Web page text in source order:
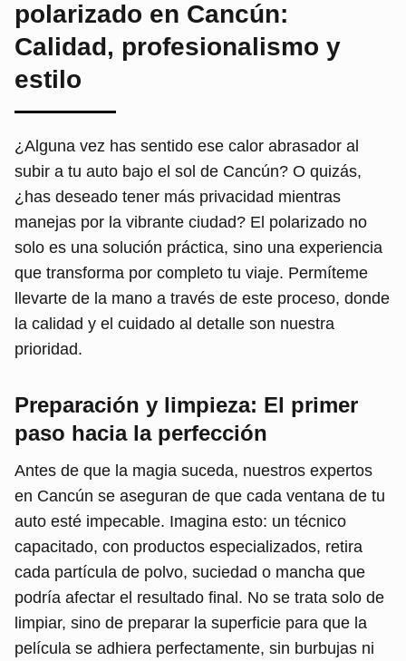
polarizado en Cancún:
Calidad, profesionalismo y
estilo
¿Alguna vez has sentido ese calor abrasador al
subir a tu auto bajo el sol de Cancún? O quizás,
¿has deseado tener más privacidad mientras
manejas por la vibrante ciudad? El polarizado no
solo es una solución práctica, sino una experiencia
que transforma por completo tu viaje. Permíteme
llevarte de la mano a través de este proceso, donde
la calidad y el cuidado al detalle son nuestra
prioridad.
Preparación y limpieza: El primer
paso hacia la perfección
Antes de que la magia suceda, nuestros expertos
en Cancún se aseguran de que cada ventana de tu
auto esté impecable. Imagina esto: un técnico
capacitado, con productos especializados, retira
cada partícula de polvo, suciedad o mancha que
podría afectar el resultado final. No se trata solo de
limpiar, sino de preparar la superficie para que la
película se adhiera perfectamente, sin burbujas ni